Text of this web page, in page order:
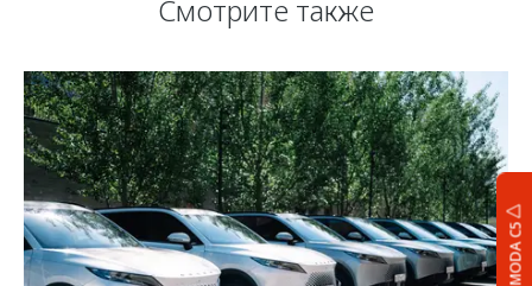
OMODA C5
Смотрите также